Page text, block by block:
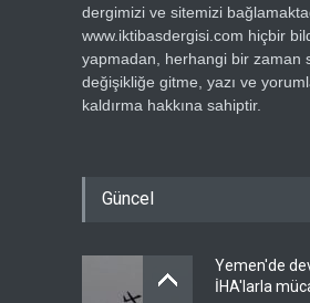
dergimizi ve sitemizi
www.iktibasdergisi.com hiçbir
yapmadan, herhangi bir zaman
değişikliğe gitme, yazı ve
kaldırma hakkına sahiptir.
Güncel
Yemen'de
İHA'larla